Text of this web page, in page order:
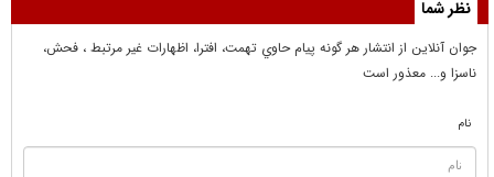
نظر شما
جوان آنلاين از انتشار هر گونه پيام حاوي تهمت، افترا، اظهارات غير مرتبط ، فحش،
ناسزا و... معذور است
نام